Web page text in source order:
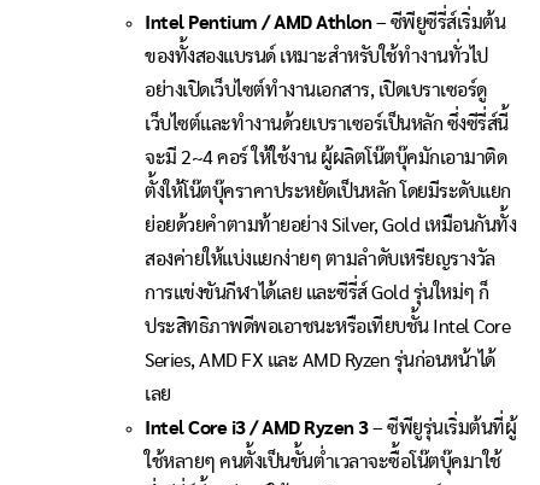
Intel Pentium / AMD Athlon– ซีพียูซีรี่ส์เริ่มต้น
ของทั้งสองแบรนด์ เหมาะสำหรับใช้ทำงานทั่วไป
อย่างเปิดเว็บไซต์ทำงานเอกสาร, เปิดเบราเซอร์ดู
เว็บไซต์และทำงานด้วยเบราเซอร์เป็นหลัก ซึ่งซีรี่ส์นี้
จะมี 2~4 คอร์ ให้ใช้งาน ผู้ผลิตโน๊ตบุ๊คมักเอามาติด
ตั้งให้โน๊ตบุ๊คราคาประหยัดเป็นหลัก โดยมีระดับแยก
ย่อยด้วยคำตามท้ายอย่าง Silver, Gold เหมือนกันทั้ง
สองค่ายให้แบ่งแยกง่ายๆ ตามลำดับเหรียญรางวัล
การแข่งขันกีฬาได้เลย และซีรี่ส์ Gold รุ่นใหม่ๆ ก็
ประสิทธิภาพดีพอเอาชนะหรือเทียบชั้น Intel Core
Series, AMD FX และ AMD Ryzen รุ่นก่อนหน้าได้
เลย
Intel Core i3 / AMD Ryzen 3– ซีพียูรุ่นเริ่มต้นที่ผู้
ใช้หลายๆ คนตั้งเป็นขั้นต่ำเวลาจะซื้อโน๊ตบุ๊คมาใช้